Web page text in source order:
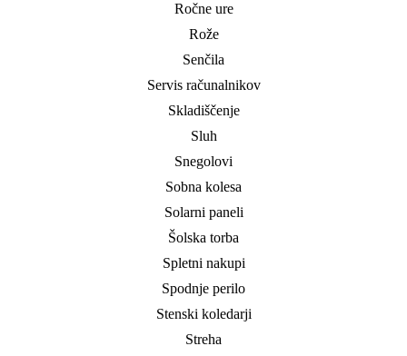
Ročne ure
Rože
Senčila
Servis računalnikov
Skladiščenje
Sluh
Snegolovi
Sobna kolesa
Solarni paneli
Šolska torba
Spletni nakupi
Spodnje perilo
Stenski koledarji
Streha